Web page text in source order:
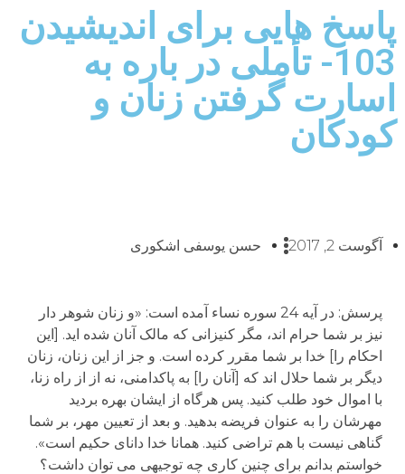
پاسخ هایی برای اندیشیدن
103- تأملی در باره به
اسارت گرفتن زنان و
کودکان
آگوست 2, 2017 حسن یوسفی اشکوری
پرسش: در آیه 24 سوره نساء آمده است: «و زنان شوهر دار
نیز بر شما حرام اند، مگر کنیزانی که مالک آنان شده اید. [این
احکام را] خدا بر شما مقرر کرده است. و جز از این زنان، زنان
دیگر بر شما حلال اند که [آنان را] به پاکدامنی، نه از از راه زنا،
با اموال خود طلب کنید. پس هرگاه از ایشان بهره بردید
مهرشان را به عنوان فریضه بدهید. و بعد از تعیین مهر، بر شما
گناهی نیست با هم تراضی کنید. همانا خدا دانای حکیم است».
خواستم بدانم برای چنین کاری چه توجیهی می توان داشت؟